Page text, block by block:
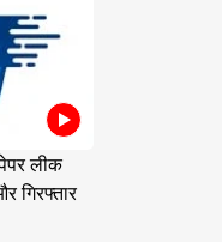
लीक
गिरफ्तार